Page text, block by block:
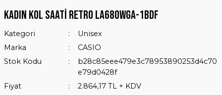
Kadın Kol Saati Retro LA680WGA-1BDF
Kategori
Unisex
Marka
CASIO
Stok Kodu
b28c85eee479e3c78953890253d4c70
e79d0428f
Fiyat
2.864,17 TL + KDV